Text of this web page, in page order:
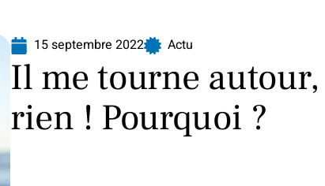
15 septembre 2022 Actu
Il me tourne
rien ! Pourquoi ?